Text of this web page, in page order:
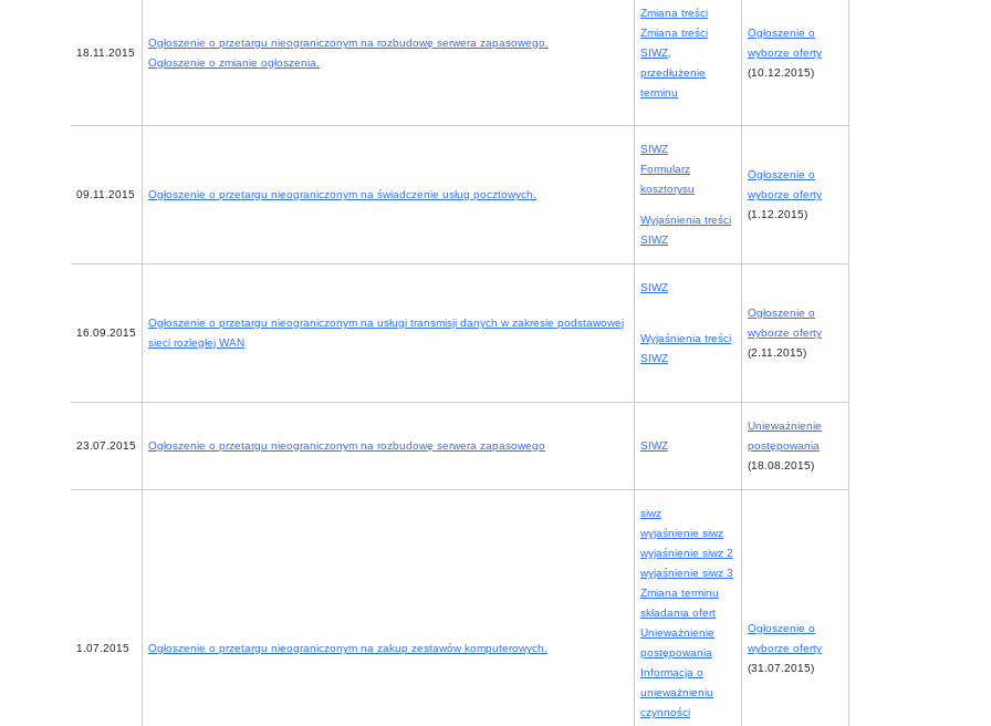
18.11.2015
Ogłoszenie o przetargu nieograniczonym na rozbudowę serwera zapasowego.
Ogłoszenie o zmianie ogłoszenia.
Zmiana treści
Zmiana treści
SIWZ,
przedłużenie
terminu
Ogłoszenie o
wyborze oferty
(10.12.2015)
09.11.2015 Ogłoszenie o przetargu nieograniczonym na świadczenie usług pocztowych.
SIWZ
Formularz
kosztorysu
Wyjaśnienia treści
SIWZ
Ogłoszenie o
wyborze oferty
(1.12.2015)
16.09.2015
Ogłoszenie o przetargu nieograniczonym na usługi transmisji danych w zakresie podstawowej
sieci rozległej WAN
SIWZ
Wyjaśnienia treści
SIWZ
Ogłoszenie o
wyborze oferty
(2.11.2015)
23.07.2015 Ogłoszenie o przetargu nieograniczonym na rozbudowę serwera zapasowego SIWZ
Unieważnienie
postępowania
(18.08.2015)
1.07.2015 Ogłoszenie o przetargu nieograniczonym na zakup zestawów komputerowych.
siwz
wyjaśnienie siwz
wyjaśnienie siwz 2
wyjaśnienie siwz 3
Zmiana terminu
składania ofert
Unieważnienie
postępowania
Informacja o
unieważnieniu
czynności
Ogłoszenie o
wyborze oferty
(31.07.2015)